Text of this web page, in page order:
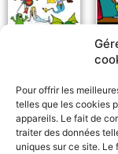
Pour offrir les
telles que les cookies
appareils. Le fait de
traiter des données
uniques sur ce site. Le